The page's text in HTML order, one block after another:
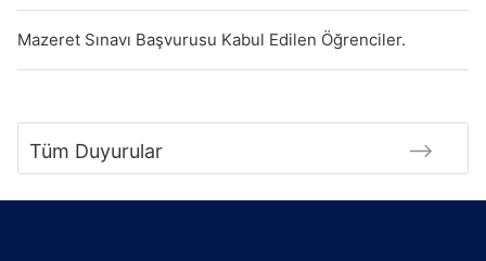
Mazeret Sınavı Başvurusu Kabul Edilen Öğrenciler.
Tüm Duyurular